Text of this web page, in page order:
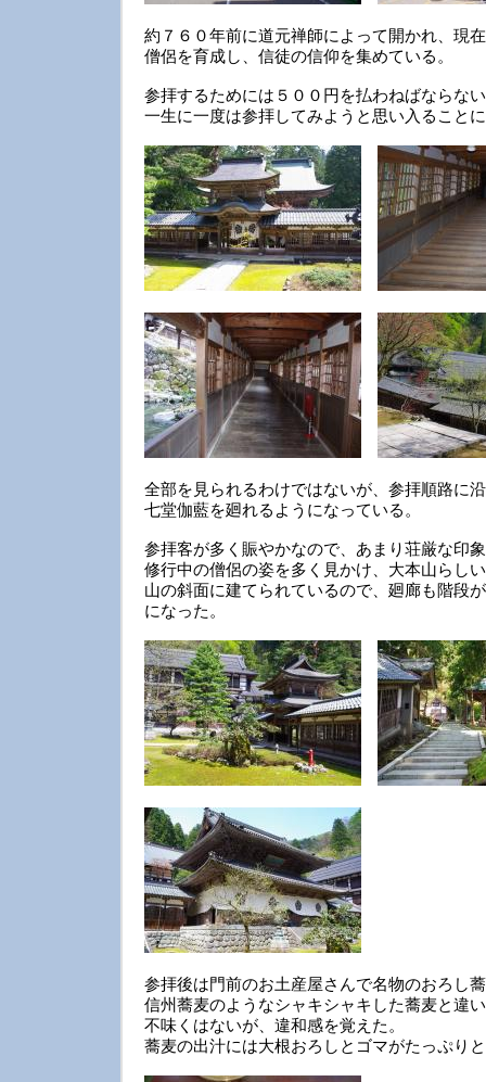
約７６０年前に道元禅師によって開かれ、現
僧侶を育成し、信徒の信仰を集めている。
参拝するためには５００円を払わねばならな
一生に一度は参拝してみようと思い入ること
全部を見られるわけではないが、参拝順路に
七堂伽藍を廻れるようになっている。
参拝客が多く賑やかなので、あまり荘厳な印
修行中の僧侶の姿を多く見かけ、大本山らし
山の斜面に建てられているので、廻廊も階段
になった。
参拝後は門前のお土産屋さんで名物のおろし
信州蕎麦のようなシャキシャキした蕎麦と違
不味くはないが、違和感を覚えた。
蕎麦の出汁には大根おろしとゴマがたっぷり